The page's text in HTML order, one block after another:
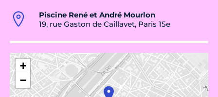
Piscine René et André Mourlon
19, rue Gaston de Caillavet, Paris 15e
+
−